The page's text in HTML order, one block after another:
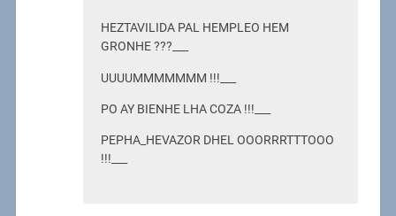
HEZTAVILIDA PAL HEMPLEO HEM
GRONHE ???___
UUUUMMMMMMM !!!___
PO AY BIENHE LHA COZA !!!___
PEPHA_HEVAZOR DHEL OOORRRTTTOOO
!!!___